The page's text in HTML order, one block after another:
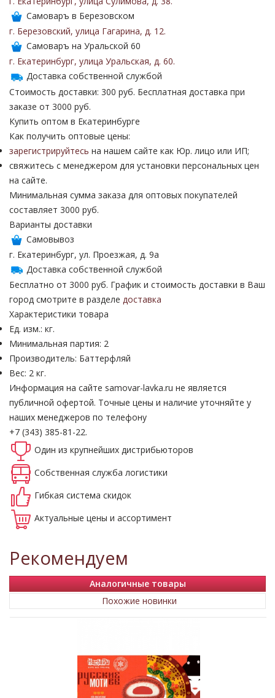
Самоваръ в Березовском
г. Березовский, улица Гагарина, д. 12.
Самоваръ на Уральской 60
г. Екатеринбург, улица Уральская, д. 60.
Доставка собственной службой
Стоимость доставки: 300 руб. Бесплатная доставка при
заказе от 3000 руб.
Купить оптом в Екатеринбурге
Как получить оптовые цены:
зарегистрируйтесь на нашем сайте как Юр. лицо или ИП;
свяжитесь с менеджером для установки персональных цен
на сайте.
Минимальная сумма заказа для оптовых покупателей
составляет 3000 руб.
Варианты доставки
Самовывоз
г. Екатеринбург, ул. Проезжая, д. 9а
Доставка собственной службой
Бесплатно от 3000 руб. График и стоимость доставки в Ваш
город смотрите в разделе доставка
Характеристики товара
Ед. изм.: кг.
Минимальная партия: 2
Производитель: Баттерфляй
Вес: 2 кг.
Информация на сайте samovar-lavka.ru не является
публичной офертой. Точные цены и наличие уточняйте у
наших менеджеров по телефону
+7 (343) 385-81-22.
Один из крупнейших дистрибьюторов
Собственная служба логистики
Гибкая система скидок
Актуальные цены и ассортимент
Рекомендуем
Аналогичные товары
Похожие новинки